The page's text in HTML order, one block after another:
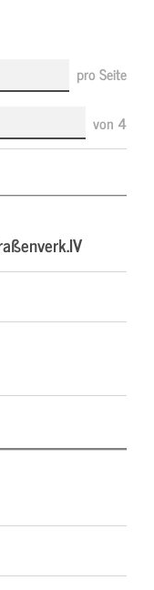
pro Seite
von 4